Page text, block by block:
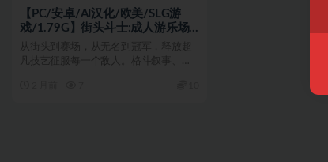
【PC/安卓/AI汉化/欧美/SLG游
戏/1.79G】街头斗士:成人游乐场
（Street Brawlers: Adult
Playground）Battle9.5 AI汉化
从街头到赛场，从无名到冠军，释放超
凡技艺征服每一个敌人。格斗叙事、剧